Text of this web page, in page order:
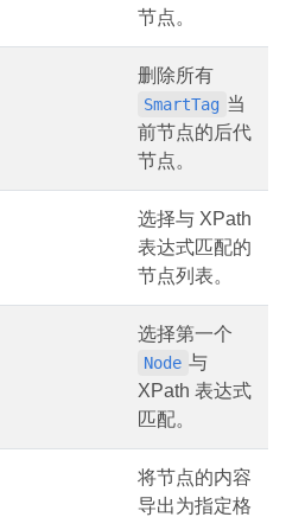
节点。
删除所有
SmartTag 当
前节点的后代
节点。
选择与 XPath
表达式匹配的
节点列表。
选择第一个
Node 与
XPath 表达式
匹配。
将节点的内容
导出为指定格